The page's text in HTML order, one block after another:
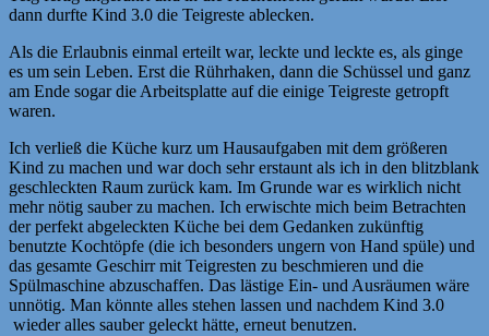
dann durfte Kind 3.0 die Teigreste ablecken.
Als die Erlaubnis einmal erteilt war, leckte und leckte es, als ginge
es um sein Leben. Erst die Rührhaken, dann die Schüssel und ganz
am Ende sogar die Arbeitsplatte auf die einige Teigreste getropft
waren.
Ich verließ die Küche kurz um Hausaufgaben mit dem größeren
Kind zu machen und war doch sehr erstaunt als ich in den blitzblank
geschleckten Raum zurück kam. Im Grunde war es wirklich nicht
mehr nötig sauber zu machen. Ich erwischte mich beim Betrachten
der perfekt abgeleckten Küche bei dem Gedanken zukünftig
benutzte Kochtöpfe (die ich besonders ungern von Hand spüle) und
das gesamte Geschirr mit Teigresten zu beschmieren und die
Spülmaschine abzuschaffen. Das lästige Ein- und Ausräumen wäre
unnötig. Man könnte alles stehen lassen und nachdem Kind 3.0
wieder alles sauber geleckt hätte, erneut benutzen.